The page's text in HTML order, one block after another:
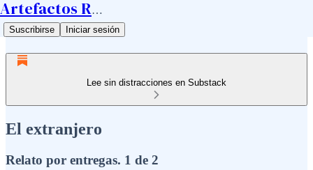
Artefactos Ramos
Suscribirse Iniciar sesión
Lee sin distracciones en Substack
El extranjero
Relato por entregas. 1 de 2